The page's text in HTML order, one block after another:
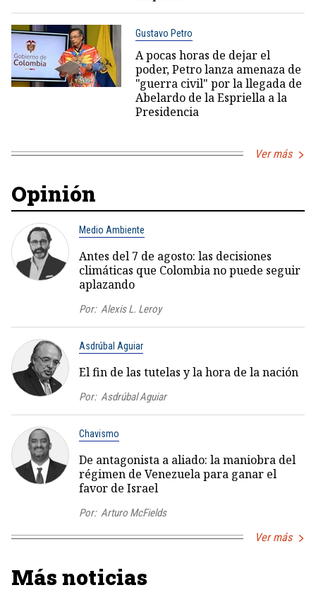
Gustavo Petro
A pocas horas de dejar el
poder, Petro lanza amenaza de
"guerra civil" por la llegada de
Abelardo de la Espriella a la
Presidencia
Ver más
Opinión
Medio Ambiente
Antes del 7 de agosto: las decisiones
climáticas que Colombia no puede seguir
aplazando
Por: Alexis L. Leroy
Asdrúbal Aguiar
El fin de las tutelas y la hora de la nación
Por: Asdrúbal Aguiar
Chavismo
De antagonista a aliado: la maniobra del
régimen de Venezuela para ganar el
favor de Israel
Por: Arturo McFields
Ver más
Más noticias